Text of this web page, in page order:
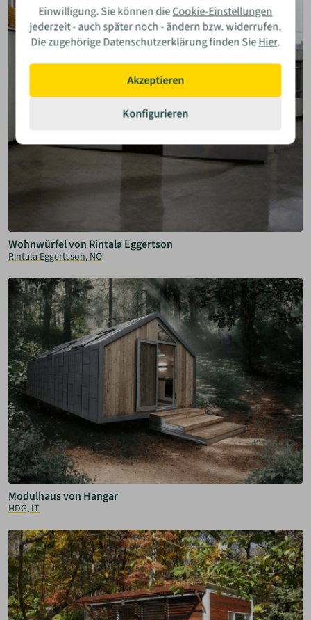
Wohnwürfel von Rintala Eggertson
Rintala Eggertsson, NO
Modulhaus von Hangar
HDG, IT
Einwilligung. Sie können dieCookie-Einstellungen
jederzeit - auch später noch - ändern bzw. widerrufen.
Die zugehörige Datenschutzerklärung finden SieHier.
Akzeptieren
Konfigurieren